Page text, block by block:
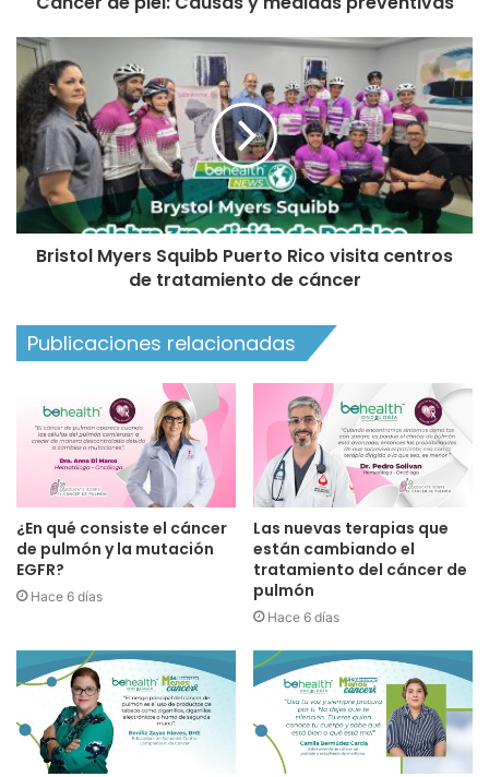
Bristol Myers Squibb Puerto Rico visita centros
de tratamiento de cáncer
Publicaciones relacionadas
¿En qué consiste el cáncer
de pulmón y la mutación
EGFR?
Hace 6 días
Las nuevas terapias que
están cambiando el
tratamiento del cáncer de
pulmón
Hace 6 días